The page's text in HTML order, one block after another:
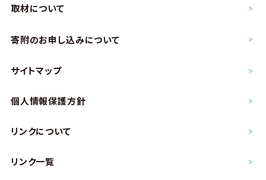
取材について
寄附のお申し込みについて
サイトマップ
個人情報保護方針
リンクについて
リンク一覧